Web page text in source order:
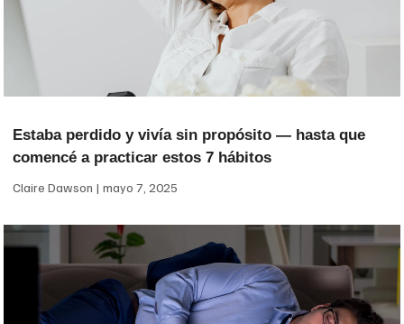
Estaba perdido y vivía sin propósito — hasta que
comencé a practicar estos 7 hábitos
Claire Dawson mayo 7, 2025